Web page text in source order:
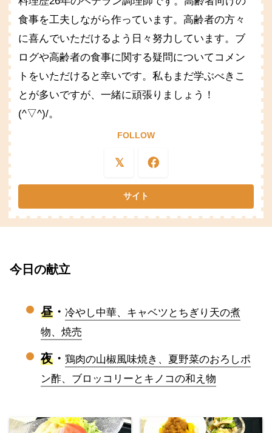
食事を工夫しながら作っています。高齢者の方々
に喜んでいただけるよう日々努力しています。ブ
ログや高齢者の食事に関する疑問についてコメン
トをいただけると幸いです。私もまだ学ぶべきこ
とが多いですが、一緒に頑張りましょう！
(^▽^)/。
FOLLOW
今日の献立
昼・ 冷やし中華、キャベツとちぎり天の煮
物、焼売
夜 ・ 鶏肉の山椒風味焼き、夏野菜のおろしポ
ン酢、ブロッコリーとキノコの和え物